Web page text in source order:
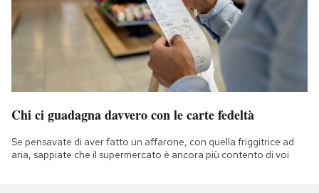
Chi ci guadagna davvero con le carte fedeltà
Se pensavate di aver fatto un affarone, con quella friggitrice ad
aria, sappiate che il supermercato è ancora più contento di voi